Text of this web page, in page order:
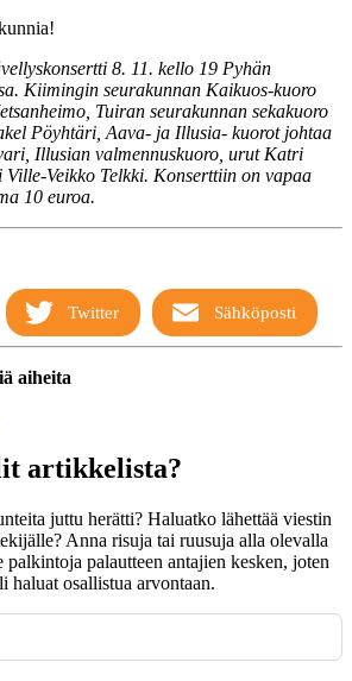
8. 11. kello 19 Pyhän
Kiimingin seurakunnan Kaikuos-kuoro
Tuiran seurakunnan sekakuoro
Pöyhtäri, Aava- ja Illusia- kuorot johtaa
Illusian valmennuskuoro, urut Katri
Veikko Telkki. Konserttiin on vapaa
10 euroa.
Twitter Sähköposti
aiheita
artikkelista?
juttu herätti? Haluatko lähettää viestin
Anna risuja tai ruusuja alla olevalla
palautteen antajien kesken, joten
haluat osallistua arvontaan.